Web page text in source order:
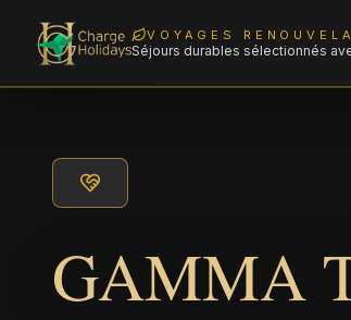
VOYAGES
Séjours durables sélectionnés
GAMMA